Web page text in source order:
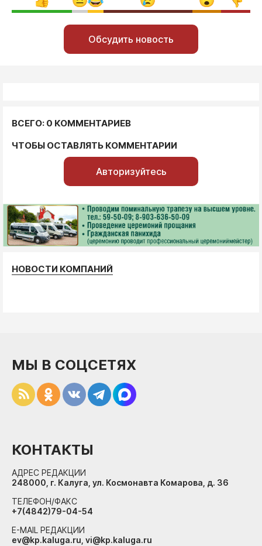
Обсудить новость
ВСЕГО: 0 КОММЕНТАРИЕВ
ЧТОБЫ ОСТАВЛЯТЬ КОММЕНТАРИИ
Авторизуйтесь
НОВОСТИ КОМПАНИЙ
МЫ В СОЦСЕТЯХ
КОНТАКТЫ
АДРЕС РЕДАКЦИИ
248000, г. Калуга, ул. Космонавта Комарова, д. 36
ТЕЛЕФОН/ФАКС
+7(4842)79-04-54
E-MAIL РЕДАКЦИИ
ev@kp.kaluga.ru, vi@kp.kaluga.ru